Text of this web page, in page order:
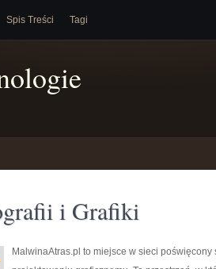
Spis Treści Tagi
i Grafiki
MalwinaAtras.pl to miejsce w sieci